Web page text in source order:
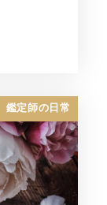
鑑定師の日常